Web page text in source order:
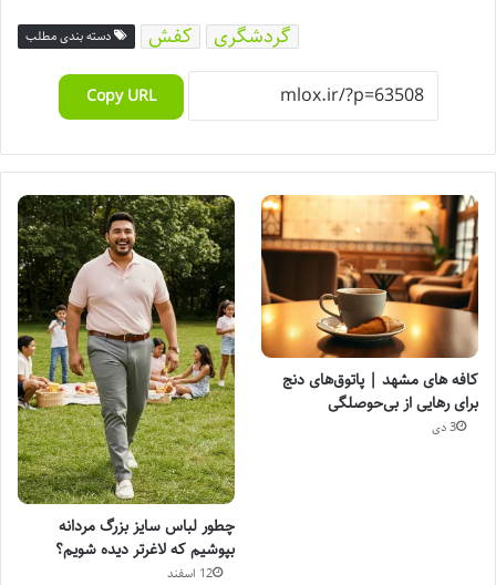
دسته بندی مطلب کفش گردشگری
Copy URL
چطور لباس سایز بزرگ مردانه
بپوشیم که لاغرتر دیده شویم؟
12 اسفند
کافه های مشهد | پاتوق‌های دنج
برای رهایی از بی‌حوصلگی
3 دی